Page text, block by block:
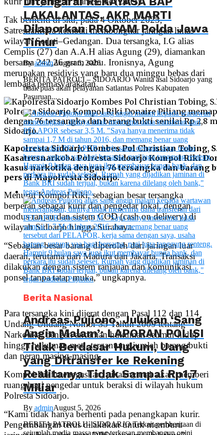
Tak berhenti di situ, pada 4 Oktober 2025,
Satresnarkoba kembali membongkar jaringan lintas
wilayah Sedati–Gedangan. Dua tersangka, I.G alias
Cemplis (27) dan A.A.H alias Agung (29), diamankan
bersama 242,26 gram sabu. Ironisnya, Agung
merupakan residivis yang baru dua minggu bebas dari
lembaga pemasyarakatan.
Kapolresta Sidoarjo Kombes Pol Christian Tobing,
Kasatresnarkoba Polresta Sidoarjo Kompol Riki
kasus narkotika dengan 76 tersangka dan
pers di Mapolresta Sidoarjo.
Menurut Kompol Riki, sebagian besar tersangka
berperan sebagai kurir dan pengedar lokal, dengan
modus ranjau dan sistem COD (cash on delivery) di
wilayah Sidoarjo hingga Surabaya.
“Sebagian besar barang diperoleh dari jaringan luar
daerah, terutama dari Madura dan Jakarta. Transaksi
dilakukan dengan sistem ranjauan dan komunikasi
ponsel tanpa tatap muka,” ungkapnya.
Para tersangka kini dijerat dengan Pasal 112 dan 114
Undang-Undang Nomor 35 Tahun 2009 tentang
Narkotika, dengan ancaman hukuman seumur hidup
hingga hukuman mati, tergantung jumlah barang bukti
dan peran masing-masing.
Kompol Riki menegaskan, pihaknya tak akan memberi
ruang bagi pengedar untuk beraksi di wilayah hukum
Polresta Sidoarjo.
“Kami tidak hanya berhenti pada penangkapan kurir.
Pengembangan terus dilakukan untuk memburu
LAKALANTAS, AKP MARTI
Dilaporkan PROPAM Polda Jawa
Timur
ByadminAugust 6, 2026
BERITA PATROLI – SIDOARJO Wanita asal Sidoarjo yang
tidak puas akan pelayanan Satlantas Polres Kabupaten
Pasuruan...
Berita Nasional
Andreas Pujiono, Julukan ‘Sang
Angin Malam’: LAPORAN POLISI
Tidak Berdasar Hukum, Uang
yang Ditransfer ke Rekening
Realitanya Tidak Sampai Rp1,7
Miliar
By adminAugust 5, 2026
BERITA PATROLI – SIDOARJO Terkait pemberitaan di
sejumlah media massa yang terkesan membangun opini